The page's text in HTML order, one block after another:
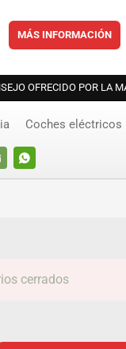
MÁS INFORMACIÓN
OFRECIDO POR LA
WHATSAPP
Coches eléctricos
cerrados